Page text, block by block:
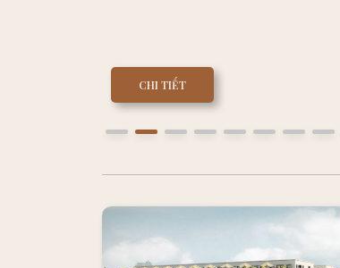
CHI TIẾT